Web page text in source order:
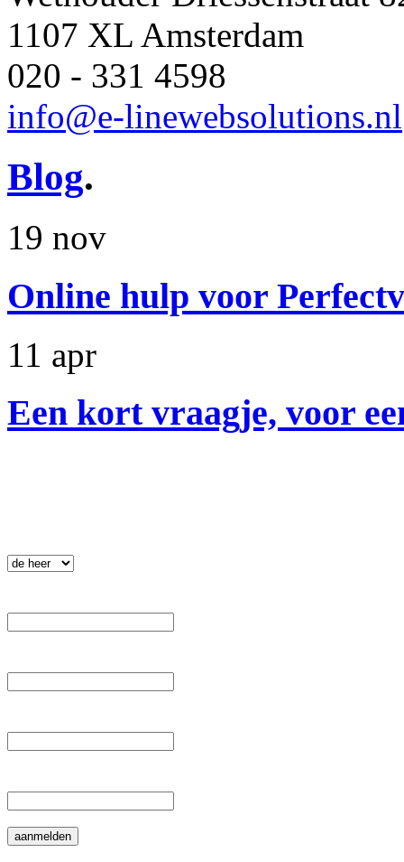
1107 XL Amsterdam
020 - 331 4598
info@e-linewebsolutions.nl
Blog.
19 nov
Online hulp voor
11 apr
Een kort vraagje, voor